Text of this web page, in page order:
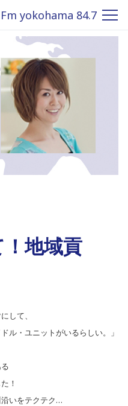
yokohama 84.7
地域貢
して、
ル・ユニットがいるらしい。」
！
いをテクテク…